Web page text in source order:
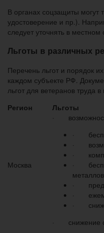
В органах соцзащиты могут
удостоверение и пр.).
следует уточнять в
Льготы в различных
Перечень льгот и порядок
каждом субъекте РФ.
льгот для ветеранов труда
Регион
Льготы
Москва
·
·
·
·
·
·
·
·
· снижение